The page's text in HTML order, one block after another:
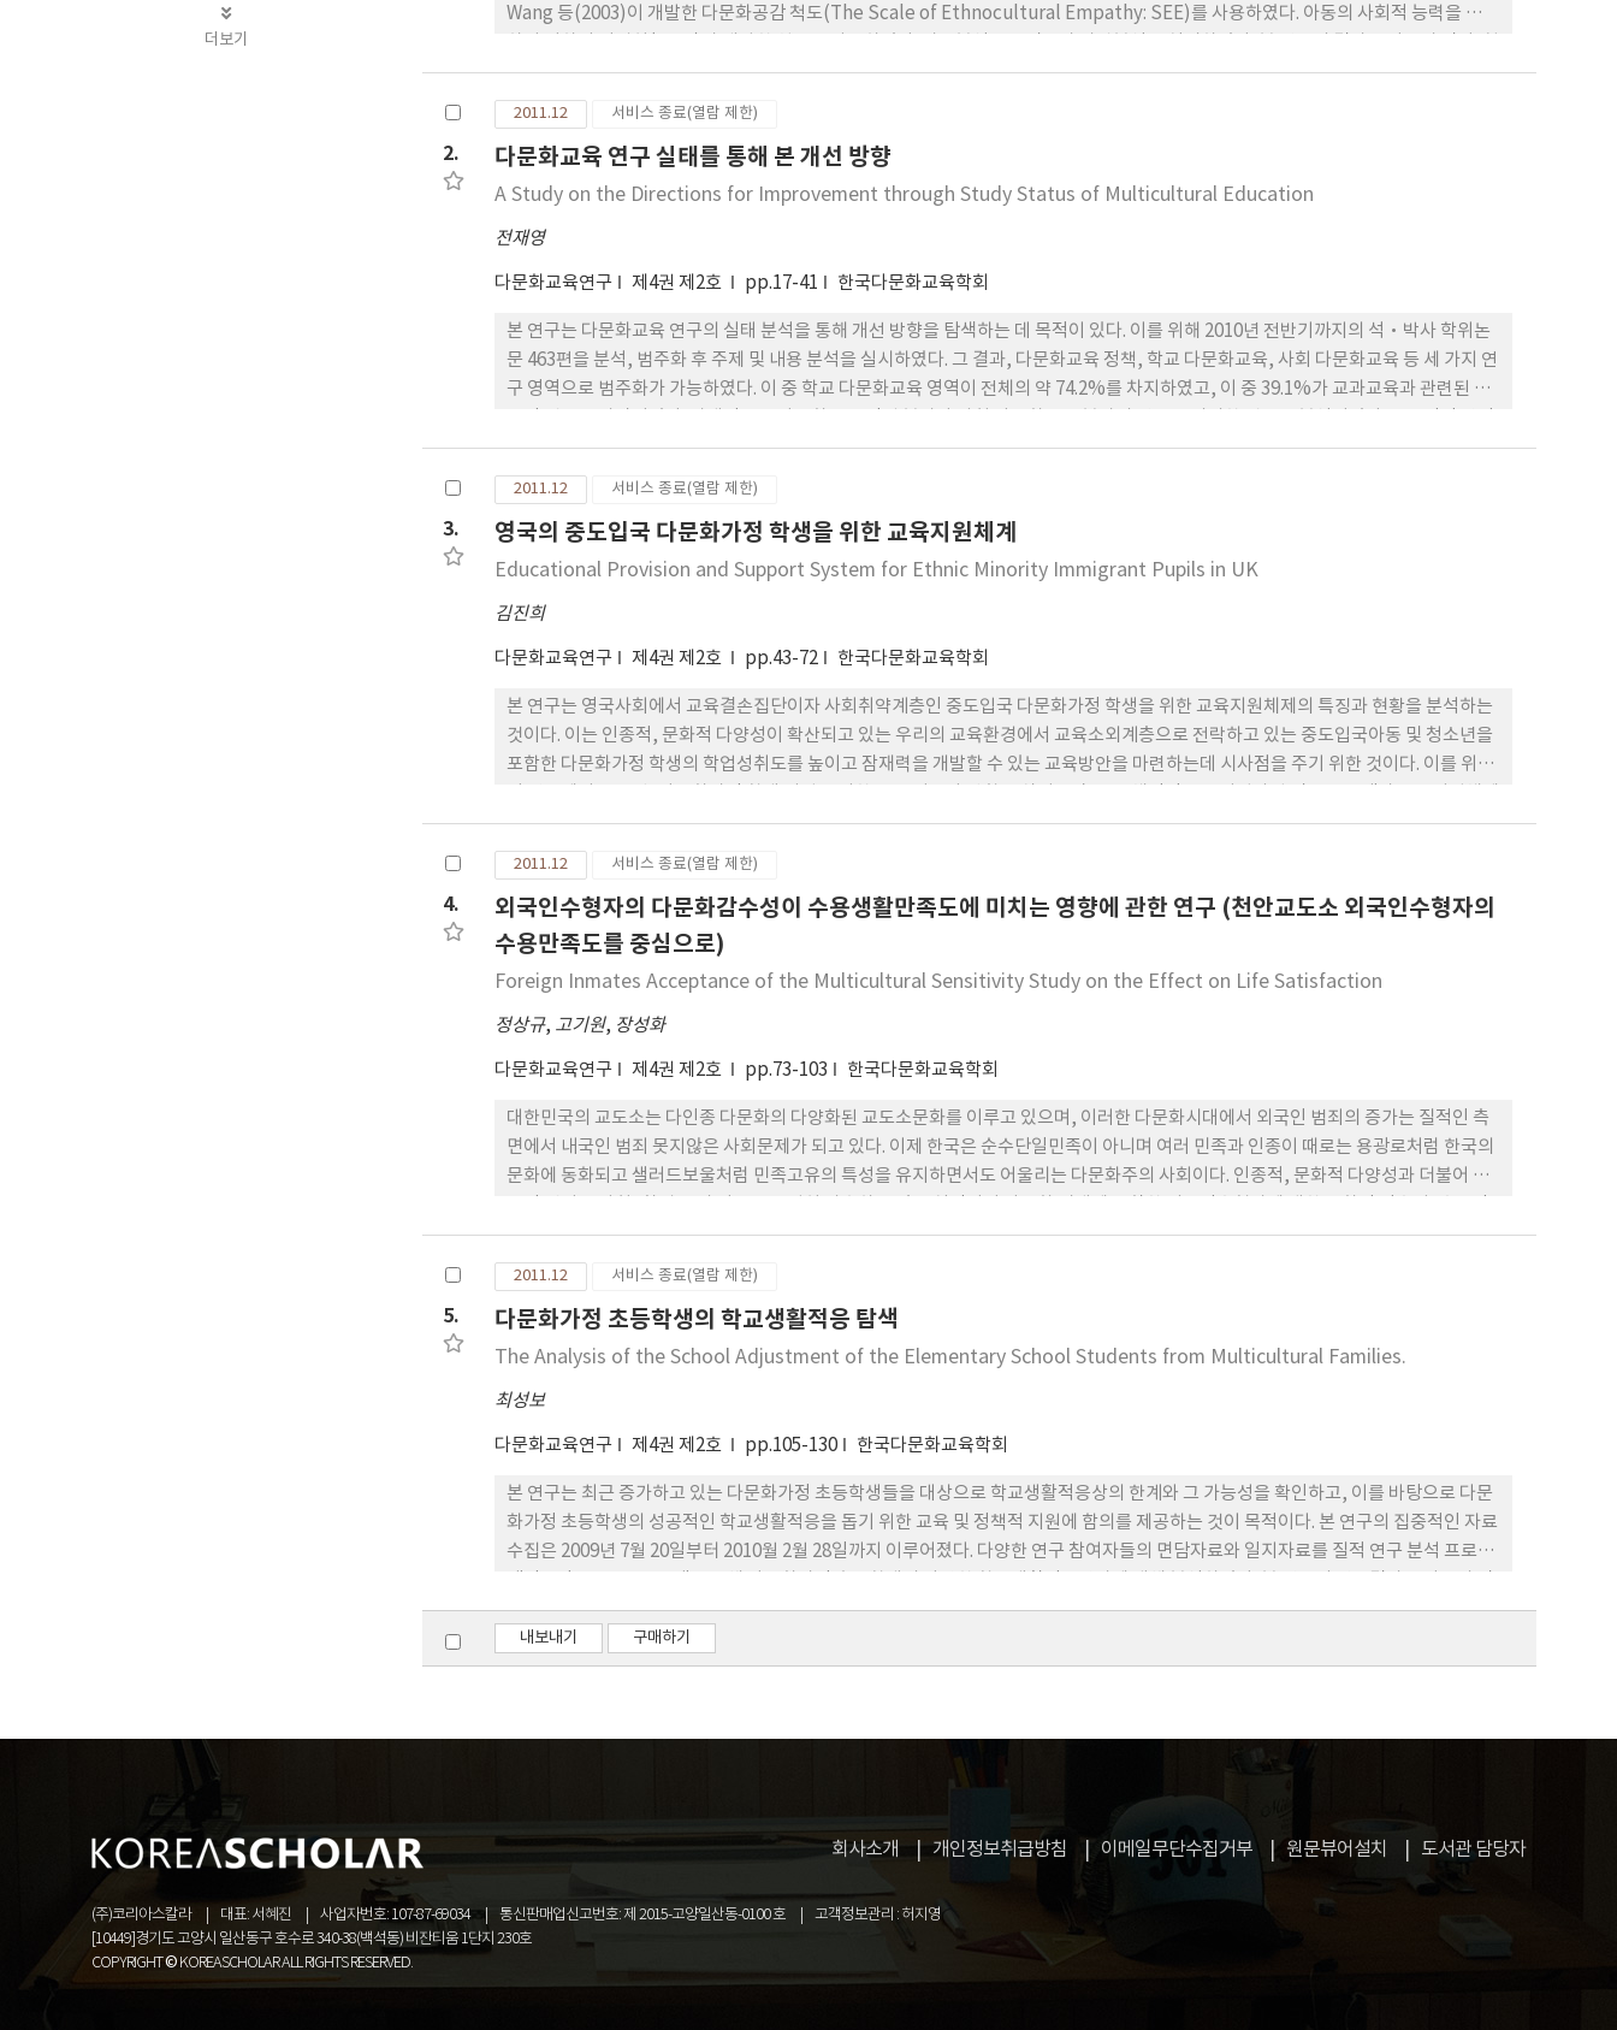
더보기
Wang 등(2003)이 개발한 다문화공감 척도(The Scale of Ethnocultural Empathy: SEE)를 사용하였다. 아동의 사회적 능력을 측정
째, 어머니의 다문화사회에 대한 공감 수준은 전반적으로 높은 것으로 나타났다. 또한 아동의 사회적 능력은 평균 수준이었으며, 성별에
따라 차이가 있었다. 즉, 여학생들이 남학생들보다 사회적 능력이 높은 것으로 나타났다. 둘째, 어머니의 다문화사회에 대한 공감과 아동
의 사회적 능력은 관계가 있는 것으로 나타났다. 즉, 공감적 조망수용과 공감적 인식 수준이 높은 어머니를 둔 아동은 또래관계에서 사교
적이고 주도적인 역할을 담당하는 것으로 나타났다. 따라서 어머니의 다문화사회에 대한 공감은 아동의 사회적 능력과 관련이 있는 것으
로 나타나 아동의 또래관계에 있어서 부모의 태도가 매우 중요함을 알 수 있었다.
2.
2011.12 서비스 종료(열람 제한)
다문화교육 연구 실태를 통해 본 개선 방향
A Study on the Directions for Improvement through Study Status of Multicultural Education
전재영
다문화교육연구 제4권 제2호 pp.17-41 한국다문화교육학회
본 연구는 다문화교육 연구의 실태 분석을 통해 개선 방향을 탐색하는 데 목적이 있다. 이를 위해 2010년 전반기까지의 석·박사 학위논
문 463편을 분석, 범주화 후 주제 및 내용 분석을 실시하였다. 그 결과, 다문화교육 정책, 학교 다문화교육, 사회 다문화교육 등 세 가지 연
구 영역으로 범주화가 가능하였다. 이 중 학교 다문화교육 영역이 전체의 약 74.2%를 차지하였고, 이 중 39.1%가 교과교육과 관련된 논
현황은 급속하게 증가하는 추세이나, 다문화교육기에 대비한 질적 수준을 담보하는 데 한계가 있었다. 이러한 한계를 극복하기 위해 향
후 다문화교육 연구는 다문화교육 정책으로 구현 가능한 교육과정 체계화, 시민주도 사회 다문화 기관의 접근 증대, 실질적인 다문화교
육 정책에 대한 연구로의 전환이 필요함을 제기하였다.
3.
2011.12 서비스 종료(열람 제한)
영국의 중도입국 다문화가정 학생을 위한 교육지원체계
Educational Provision and Support System for Ethnic Minority Immigrant Pupils in UK
김진희
다문화교육연구 제4권 제2호 pp.43-72 한국다문화교육학회
본 연구는 영국사회에서 교육결손집단이자 사회취약계층인 중도입국 다문화가정 학생을 위한 교육지원체제의 특징과 현황을 분석하는
것이다. 이는 인종적, 문화적 다양성이 확산되고 있는 우리의 교육환경에서 교육소외계층으로 전락하고 있는 중도입국아동 및 청소년을
포함한 다문화가정 학생의 학업성취도를 높이고 잠재력을 개발할 수 있는 교육방안을 마련하는데 시사점을 주기 위한 것이다. 이를 위해
성공 사례를 검토하였다. 연구의 결과에 따르면, 첫째, 영국의 중도입국 다문화가정 학생을 위한 교육체제는 전 국가적인 ‘교육수월성
강화(excellence in education)’와 ‘사회적 통합(social inclusion)’을 도모하는 교육복지를 기조로 전개되고 있었다. 둘째, 중
도입국 이주학생의 성공적 통합은 학교-가정-지역 커뮤니티의 다자간 파트너십이 중요한 것으로 나타났다. 셋째, 다문화배경을 가진 이
주학생을 지원하기 위해 영국의 학교는 전담인력 배치를 통해 체계적인 교육역량강화프로그램을 전개하였다. 넷째, 균등한 교육기회를
제공하기 위해 다양한 생활지도 및 보살핌(good pastoral care)사업을 병행하였다. 이상에서 본 연구는 우리의 교육체제가 다문화적
강조한다.
4.
2011.12 서비스 종료(열람 제한)
외국인수형자의 다문화감수성이 수용생활만족도에 미치는 영향에 관한 연구 (천안교도소 외국인수형자의
수용만족도를 중심으로)
Foreign Inmates Acceptance of the Multicultural Sensitivity Study on the Effect on Life Satisfaction
정상규, 고기원, 장성화
다문화교육연구 제4권 제2호 pp.73-103 한국다문화교육학회
대한민국의 교도소는 다인종 다문화의 다양화된 교도소문화를 이루고 있으며, 이러한 다문화시대에서 외국인 범죄의 증가는 질적인 측
면에서 내국인 범죄 못지않은 사회문제가 되고 있다. 이제 한국은 순수단일민족이 아니며 여러 민족과 인종이 때로는 용광로처럼 한국의
문화에 동화되고 샐러드보울처럼 민족고유의 특성을 유지하면서도 어울리는 다문화주의 사회이다. 인종적, 문화적 다양성과 더불어 외
족도 및 의사소통만족도등을 측정하여 외국인수형자의 다문화감수성이 수용생활만족도에 미치는 영향에 관한 연구와 새로운 다문화주
의 교정복지정책에 대한 문제제기와 연구가 필요하다고 본다.
5.
2011.12 서비스 종료(열람 제한)
다문화가정 초등학생의 학교생활적응 탐색
The Analysis of the School Adjustment of the Elementary School Students from Multicultural Families.
최성보
다문화교육연구 제4권 제2호 pp.105-130 한국다문화교육학회
본 연구는 최근 증가하고 있는 다문화가정 초등학생들을 대상으로 학교생활적응상의 한계와 그 가능성을 확인하고, 이를 바탕으로 다문
화가정 초등학생의 성공적인 학교생활적응을 돕기 위한 교육 및 정책적 지원에 함의를 제공하는 것이 목적이다. 본 연구의 집중적인 자료
수집은 2009년 7월 20일부터 2010월 2월 28일까지 이루어졌다. 다양한 연구 참여자들의 면담자료와 일지자료를 질적 연구 분석 프로그
다. 다문화가정 초등학생의 학교생활적응양상으로 친구관계 측면, 수업 측면, 교사관계 측면에서 각각의 한계와 함께 그 가능성도 찾을
수 있었다. 이를 바탕으로 다문화가정 초등학생의 성공적인 학교생활적응을 돕기 위한 학생, 교사, 학부모와 같은 교육주체들의 노력이
필요하다.
내보내기 구매하기
회사소개 개인정보취급방침 이메일무단수집거부 원문뷰어설치 도서관 담당자
(주)코리아스칼라 대표: 서혜진 사업자번호: 107-87-69034 통신판매업신고번호: 제 2015-고양일산동-0100 호
고객정보관리 : 허지영
[10449]경기도 고양시 일산동구 호수로 340-38(백석동) 비잔티움 1단지 230호
COPYRIGHT © KOREASCHOLAR ALL RIGHTS RESERVED.